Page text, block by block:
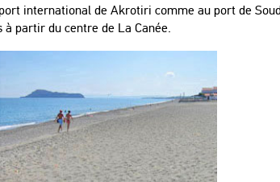
international de Akrotiri comme au port de
partir du centre de La Canée.